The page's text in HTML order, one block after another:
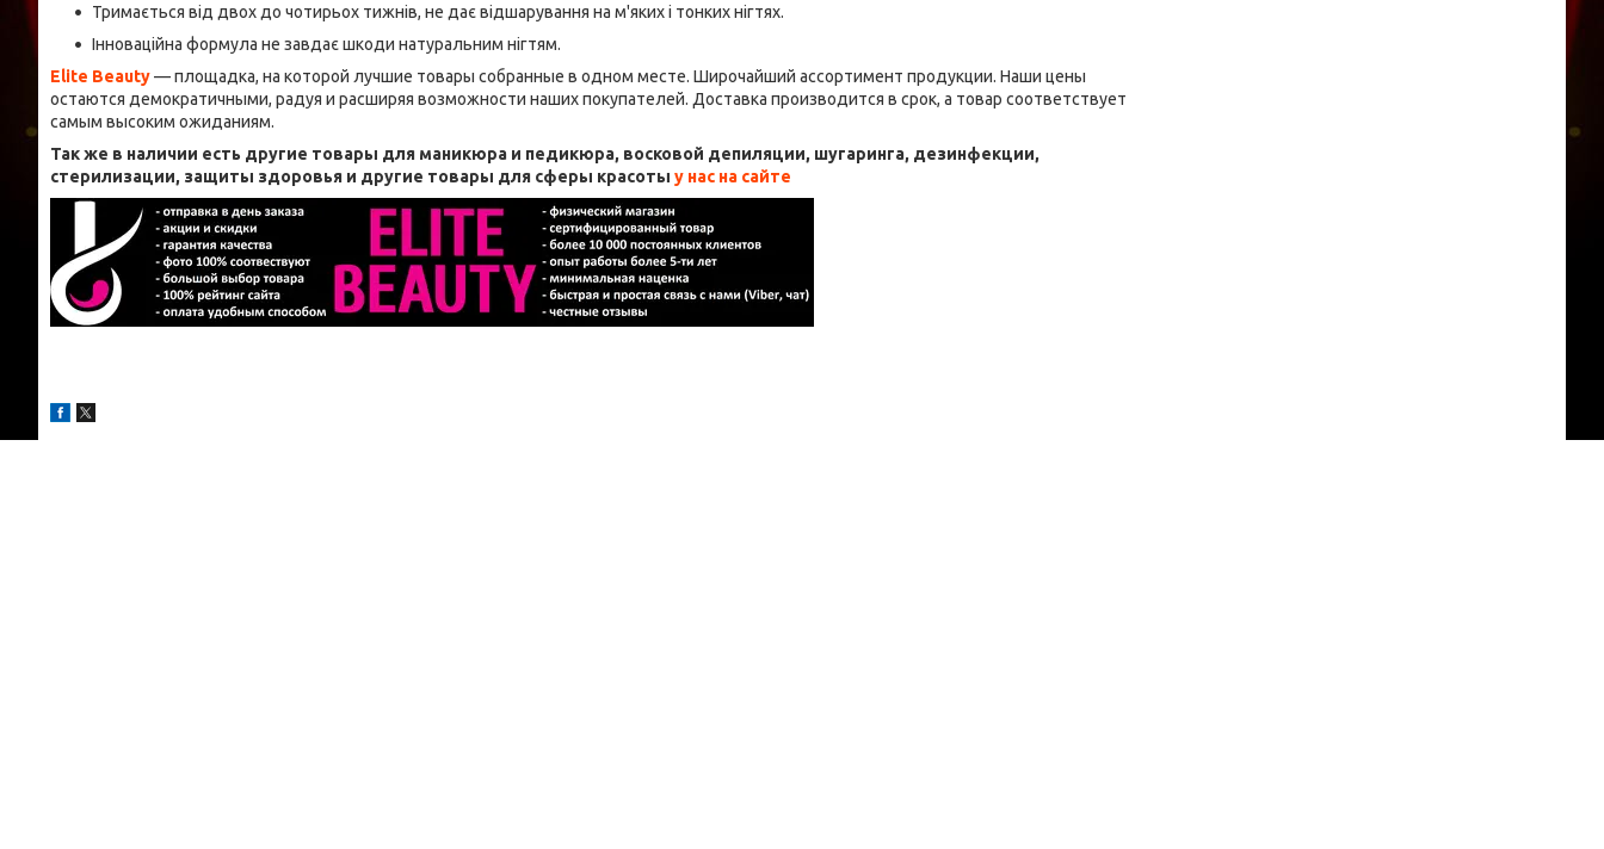
Тримається від двох до чотирьох тижнів, не дає відшарування на м'яких і тонких нігтях.
Інноваційна формула не завдає шкоди натуральним нігтям.
Elite Beauty— площадка, на которой лучшие товары собранные в одном месте. Широчайший ассортимент продукции. Наши цены
остаются демократичными, радуя и расширяя возможности наших покупателей. Доставка производится в срок, а товар соответствует
самым высоким ожиданиям.
Так же в наличии есть другие товары для маникюра и педикюра, восковой депиляции, шугаринга, дезинфекции,
стерилизации, защиты здоровья и другие товары для сферы красоты у нас на сайте